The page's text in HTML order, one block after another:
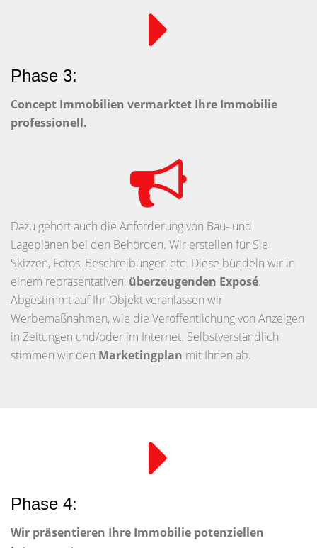
Phase 3:
Concept Immobilien vermarktet Ihre Immobilie
professionell.
Dazu gehört auch die Anforderung von Bau- und
Lageplänen bei den Behörden. Wir erstellen für Sie
Skizzen, Fotos, Beschreibungen etc. Diese bündeln wir in
einem repräsentativen, überzeugenden Exposé.
Abgestimmt auf Ihr Objekt veranlassen wir
Werbemaßnahmen, wie die Veröffentlichung von Anzeigen
in Zeitungen und/oder im Internet. Selbstverständlich
stimmen wir den Marketingplan mit Ihnen ab.
Phase 4:
Wir präsentieren Ihre Immobilie potenziellen